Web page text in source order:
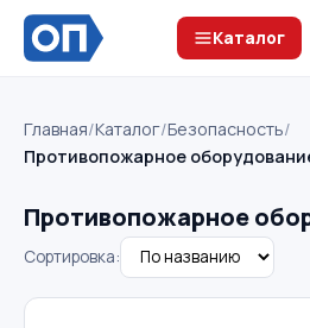
Каталог
Главная/Каталог/Безопасность/
Противопожарное
Противопожарное
Сортировка: